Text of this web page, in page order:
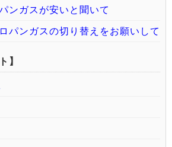
ンガスが安いと聞いて
パンガスの切り替えをお願いして
】